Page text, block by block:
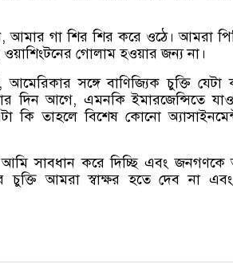
,আমার গা শির শির করে ওঠে। আমরা
ওয়াশিংটনের গোলাম হওয়ার জন্য না।
আমেরিকার সঙ্গে বাণিজ্যিক চুক্তি
দিন আগে, এমনকি ইমারজেন্সিতে
কি তাহলে বিশেষ কোনো
সাবধান করে দিচ্ছি এবং জনগণকে
আমরা স্বাক্ষর হতে দেব না